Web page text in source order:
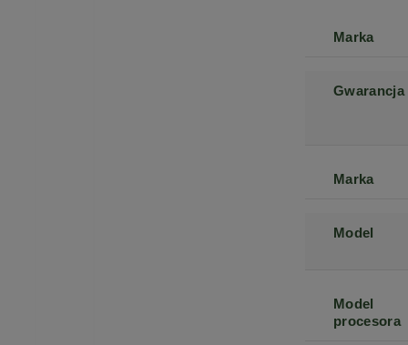
Marka
Gwarancja
Marka
Model
Model
procesora